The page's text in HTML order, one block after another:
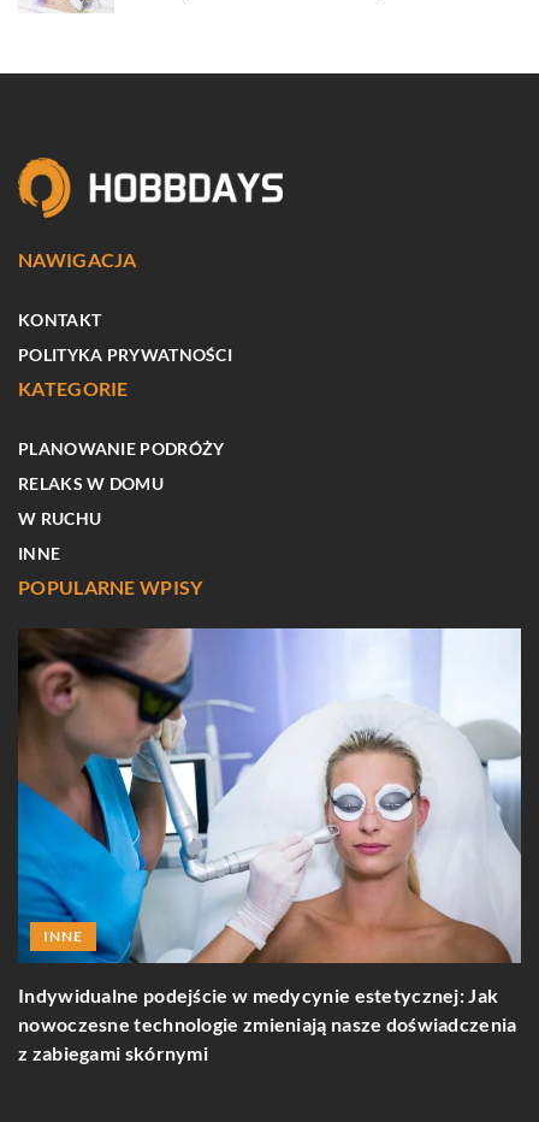
NAWIGACJA
KONTAKT
POLITYKA PRYWATNOŚCI
KATEGORIE
PLANOWANIE PODRÓŻY
RELAKS W DOMU
W RUCHU
INNE
POPULARNE WPISY
INNE
Indywidualne podejście w medycynie estetycznej: Jak
nowoczesne technologie zmieniają nasze doświadczenia
z zabiegami skórnymi